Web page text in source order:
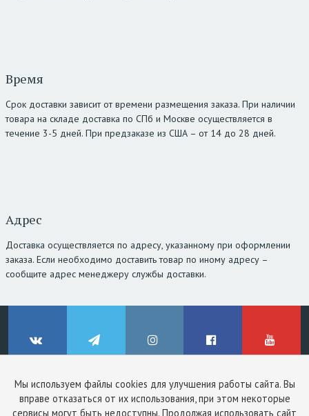
Мы используем файлы cookies для улучшения работы сайта. Вы
вправе отказаться от их использования, при этом некоторые
сервисы могут быть недоступны. Продолжая использовать сайт
Время
Срок доставки зависит от времени размещения заказа. При наличии
товара на складе доставка по СПб и Москве осуществляется в
течение 3-5 дней. При предзаказе из США – от 14 до 28 дней.
Адрес
Доставка осуществляется по адресу, указанному при оформлении
заказа. Если необходимо доставить товар по иному адресу –
сообщите адрес менеджеру службы доставки.
ВКонтакте Telegram Instagram Facebook YouTube
© ClinicStyle, 2026
Используя сайт, вы принимаетепользовательское соглашениеи